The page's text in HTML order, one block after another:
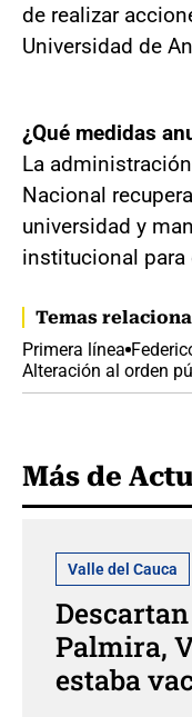
de realizar
Universidad de
¿Qué medidas
La
Nacional
universidad y
institucional para
Temas
Primera línea
Alteración al orden
Más de
Valle del Cauca
Palmira,
estaba